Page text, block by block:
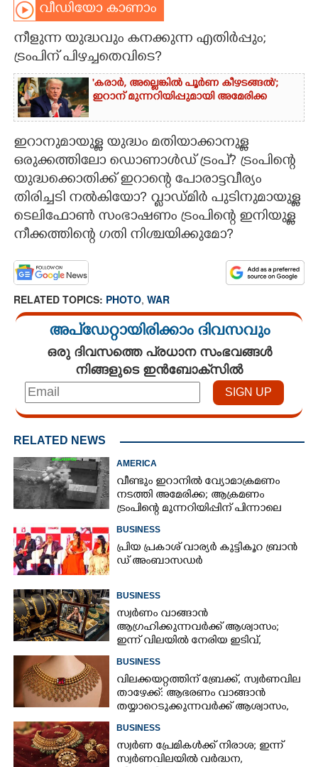
CARTOONS
LITERATURE
ZOOM
CONTACT US
വീഡിയോ കാണാം
നീളുന്ന യുദ്ധവും കനക്കുന്ന എതിർപ്പും;
ട്രംപിന് പിഴച്ചതെവിടെ?
'കരാർ, അല്ലെങ്കിൽ പൂർണ കീഴടങ്ങൽ';
ഇറാന് മുന്നറിയിപ്പുമായി അമേരിക്ക
ഇറാനുമായുള്ള യുദ്ധം മതിയാക്കാനുള്ള
ഒരുക്കത്തിലോ ഡൊണാൾഡ് ട്രംപ്? ട്രംപിന്റെ
യുദ്ധക്കൊതിക്ക് ഇറാന്റെ പോരാട്ടവീര്യം
തിരിച്ചടി നൽകിയോ? വ്ളാഡ്മിർ പുടിനുമായുള്ള
ടെലിഫോൺ സംഭാഷണം ട്രംപിന്റെ ഇനിയുള്ള
നീക്കത്തിന്റെ ഗതി നിശ്ചയിക്കുമോ?
RELATED TOPICS: PHOTO, WAR
അപ്ഡേറ്റായിരിക്കാം ദിവസവും
ഒരു ദിവസത്തെ പ്രധാന സംഭവങ്ങൾ
നിങ്ങളുടെ ഇൻബോക്സിൽ
RELATED NEWS
AMERICA
വീണ്ടും ഇറാനിൽ വ്യോമാക്രമണം
നടത്തി അമേരിക്ക; ആക്രമണം
ട്രംപിന്റെ മുന്നറിയിപ്പിന് പിന്നാലെ
BUSINESS
പ്രി​യ​ ​പ്ര​കാ​ശ് ​വാ​ര്യർ കു​ട്ടി​കൂ​റ​ ​ ബ്രാ​ൻ​
ഡ് ​അം​ബാ​സ​ഡ​ർ
BUSINESS
സ്വർണം വാങ്ങാൻ
ആഗ്രഹിക്കുന്നവർക്ക് ആശ്വാസം;
ഇന്ന് വിലയിൽ നേരിയ ഇടിവ്,
BUSINESS
വിലക്കയറ്റത്തിന് ബ്രേക്ക്, സ്വർണവില
താഴേക്ക്: ആഭരണം വാങ്ങാൻ
തയ്യാറെടുക്കുന്നവർക്ക് ആശ്വാസം,
BUSINESS
സ്വർണ പ്രേമികൾക്ക് നിരാശ; ഇന്ന്
സ്വർണവിലയിൽ വർദ്ധന,